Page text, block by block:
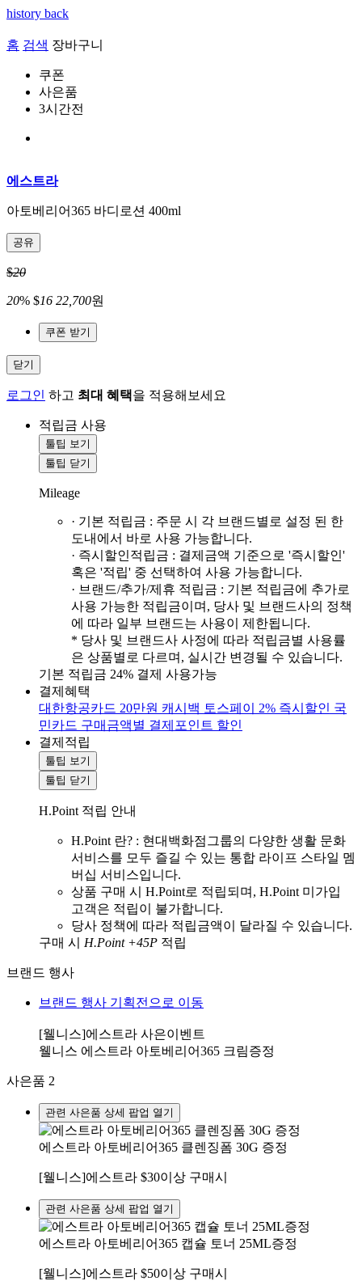
history back
홈 검색 장바구니
쿠폰
사은품
3시간전
에스트라
아토베리어365 바디로션 400ml
공유
$20
20% $16 22,700원
쿠폰 받기
닫기
로그인 하고 최대 혜택을 적용해보세요
적립금 사용
툴팁 보기
툴팁 닫기
Mileage
· 기본 적립금 : 주문 시 각 브랜드별로 설정 된 한
도내에서 바로 사용 가능합니다.
· 즉시할인적립금 : 결제금액 기준으로 '즉시할인'
혹은 '적립' 중 선택하여 사용 가능합니다.
· 브랜드/추가/제휴 적립금 : 기본 적립금에 추가로
사용 가능한 적립금이며, 당사 및 브랜드사의 정책
에 따라 일부 브랜드는 사용이 제한됩니다.
* 당사 및 브랜드사 사정에 따라 적립금별 사용률
은 상품별로 다르며, 실시간 변경될 수 있습니다.
기본 적립금 24% 결제 사용가능
결제혜택
대한항공카드 20만원 캐시백 토스페이 2% 즉시할인 국
민카드 구매금액별 결제포인트 할인
결제적립
툴팁 보기
툴팁 닫기
H.Point 적립 안내
H.Point 란? : 현대백화점그룹의 다양한 생활 문화
서비스를 모두 즐길 수 있는 통합 라이프 스타일 멤
버십 서비스입니다.
상품 구매 시 H.Point로 적립되며, H.Point 미가입
고객은 적립이 불가합니다.
당사 정책에 따라 적립금액이 달라질 수 있습니다.
구매 시 H.Point +45P 적립
브랜드 행사
브랜드 행사 기획전으로 이동
[웰니스]에스트라 사은이벤트
웰니스 에스트라 아토베리어365 크림증정
사은품 2
관련 사은품 상세 팝업 열기
에스트라 아토베리어365 클렌징폼 30G 증정
[웰니스]에스트라 $30이상 구매시
관련 사은품 상세 팝업 열기
에스트라 아토베리어365 캡슐 토너 25ML증정
[웰니스]에스트라 $50이상 구매시